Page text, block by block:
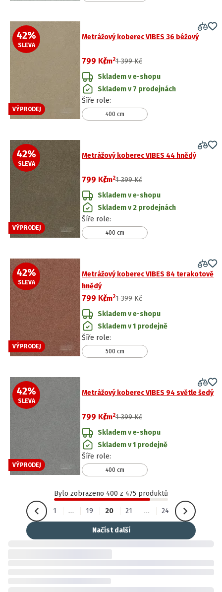
42%
SLEVA
VÝPRODEJ
Metrážový koberec VIBES 36 béžový
799 Kč
/m21 399 Kč
Skladem v e-shopu
Skladem v 7 prodejnách
Šíře role:
400 cm
42%
SLEVA
VÝPRODEJ
Metrážový koberec VIBES 44 hnědý
799 Kč
/m21 399 Kč
Skladem v e-shopu
Skladem v 2 prodejnách
Šíře role:
400 cm
42%
SLEVA
VÝPRODEJ
Metrážový koberec VIBES 84 terakotově
hnědý
799 Kč
/m21 399 Kč
Skladem v e-shopu
Skladem v 1 prodejně
Šíře role:
500 cm
42%
SLEVA
VÝPRODEJ
Metrážový koberec VIBES 94 světle šedý
799 Kč
/m21 399 Kč
Skladem v e-shopu
Skladem v 1 prodejně
Šíře role:
400 cm
Bylo zobrazeno 400 z 475 produktů
1 … 19 20 21 … 24
Načíst další